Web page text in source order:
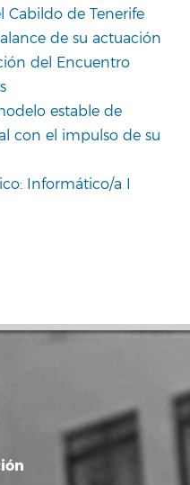
Cabildo de Tenerife
de su actuación
del Encuentro
estable de
con el impulso de su
Informático/a I